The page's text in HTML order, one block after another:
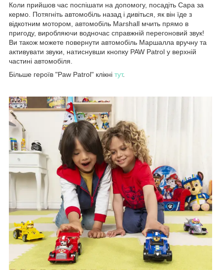
Коли прийшов час поспішати на допомогу, посадіть Сара за
кермо. Потягніть автомобіль назад і дивіться, як він їде з
відкотним мотором, автомобіль Marshall мчить прямо в
пригоду, виробляючи водночас справжній перегоновий звук!
Ви також можете повернути автомобіль Маршалла вручну та
активувати звуки, натиснувши кнопку PAW Patrol у верхній
частині автомобіля.
Більше героїв "Paw Patrol" клікні тут.